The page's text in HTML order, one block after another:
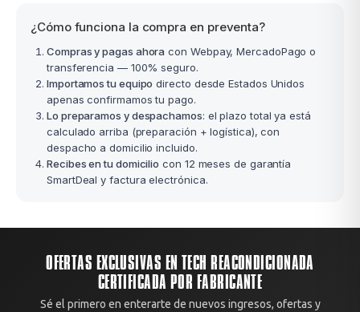
¿Cómo funciona la compra en preventa?
Compras y pagas ahora con Webpay, MercadoPago o
transferencia — 100% seguro.
Importamos tu equipo directo desde Estados Unidos
apenas confirmamos tu pago.
Lo preparamos y despachamos: el plazo total ya está
calculado arriba (preparación + logística), con
despacho a domicilio incluido.
Recibes en tu domicilio con 12 meses de garantía
SmartDeal y factura electrónica.
OFERTAS EXCLUSIVAS EN TECH REACONDICIONADA
CERTIFICADA POR FABRICANTE
Sé el primero en enterarte de nuevos ingresos, ofertas y